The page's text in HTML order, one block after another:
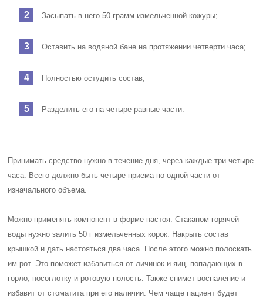
Засыпать в него 50 грамм измельченной кожуры;
Оставить на водяной бане на протяжении четверти часа;
Полностью остудить состав;
Разделить его на четыре равные части.
Принимать средство нужно в течение дня, через каждые три-четыре
часа. Всего должно быть четыре приема по одной части от
изначального объема.
Можно применять компонент в форме настоя. Стаканом горячей
воды нужно залить 50 г измельченных корок. Накрыть состав
крышкой и дать настояться два часа. После этого можно полоскать
им рот. Это поможет избавиться от личинок и яиц, попадающих в
горло, носоглотку и ротовую полость. Также снимет воспаление и
избавит от стоматита при его наличии. Чем чаще пациент будет